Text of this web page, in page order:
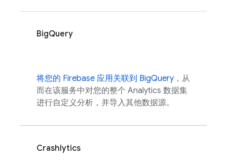
BigQuery
将您的 Firebase 应用关联到 BigQuery ，从
而在该服务中对您的整个 Analytics 数据集
进行自定义分析，并导入其他数据源。
Crashlytics